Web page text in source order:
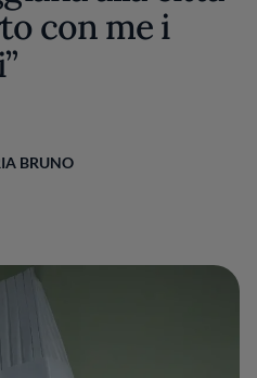
con me i
BRUNO